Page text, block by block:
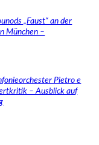
„Faust“ an der
München –
Pietro e
– Ausblick auf